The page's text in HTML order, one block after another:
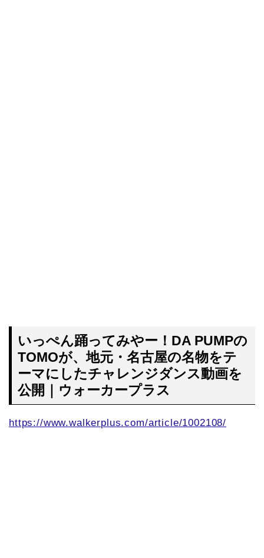
いっぺん踊ってみやー！DA PUMPの
TOMOが、地元・名古屋の名物をテ
ーマにしたチャレンジダンス動画を
公開｜ウォーカープラス
https://www.walkerplus.com/article/1002108/